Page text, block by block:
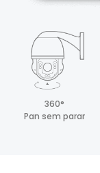
360°
Pan sem parar